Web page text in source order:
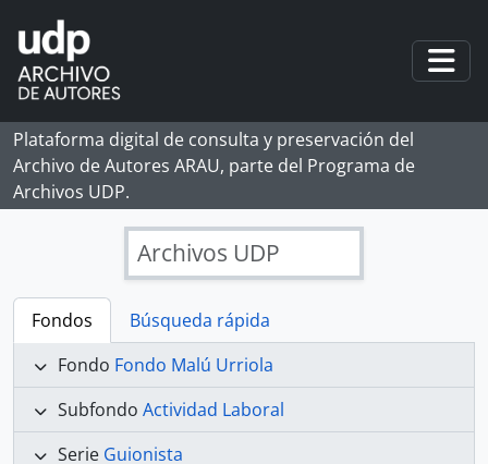
Skip to main content
Plataforma digital de consulta y preservación del
Archivo de Autores ARAU, parte del Programa de
Archivos UDP.
Archivos UDP
Fondos
Búsqueda rápida
Fondo Fondo Malú Urriola
Subfondo Actividad Laboral
Serie Guionista